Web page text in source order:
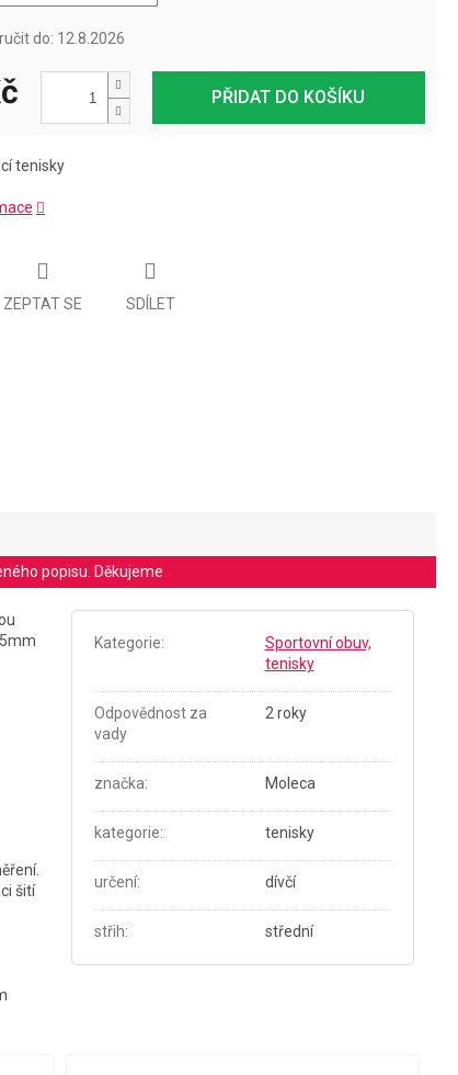
do: 12.8.2026
PŘIDAT DO KOŠÍKU
tenisky
ZEPTAT SE SDÍLET
popisu. Děkujeme
šití
Kategorie:
Sportovní obuv,
tenisky
Odpovědnost za
vady
2 roky
značka: Moleca
kategorie: tenisky
určení: dívčí
střih: střední